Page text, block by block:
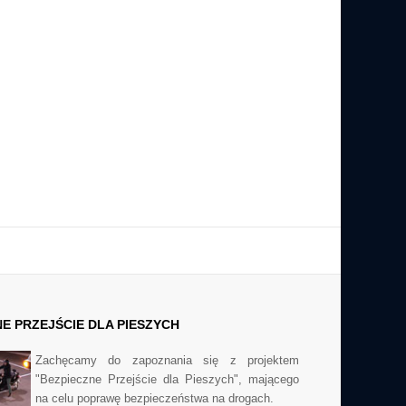
PRZEJŚCIE DLA PIESZYCH
Zachęcamy do zapoznania się z projektem
"Bezpieczne Przejście dla Pieszych", mającego
na celu poprawę bezpieczeństwa na drogach.